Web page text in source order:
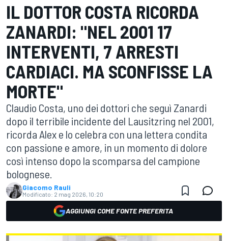
IL DOTTOR COSTA RICORDA
ZANARDI: "NEL 2001 17
INTERVENTI, 7 ARRESTI
CARDIACI. MA SCONFISSE LA
MORTE"
Claudio Costa, uno dei dottori che seguì Zanardi
dopo il terribile incidente del Lausitzring nel 2001,
ricorda Alex e lo celebra con una lettera condita
con passione e amore, in un momento di dolore
così intenso dopo la scomparsa del campione
bolognese.
Giacomo Rauli
Modificato: 2 mag 2026, 10:20
AGGIUNGI COME FONTE PREFERITA